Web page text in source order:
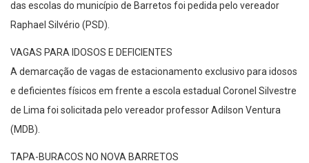
das escolas do município de Barretos foi pedida pelo vereador
Raphael Silvério (PSD).
VAGAS PARA IDOSOS E DEFICIENTES
A demarcação de vagas de estacionamento exclusivo para idosos
e deficientes físicos em frente a escola estadual Coronel Silvestre
de Lima foi solicitada pelo vereador professor Adilson Ventura
(MDB).
TAPA-BURACOS NO NOVA BARRETOS